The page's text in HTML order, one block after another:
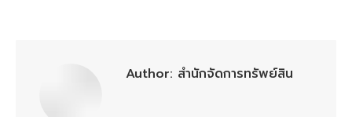
Author: สำนักจัดการทรัพย์สิน